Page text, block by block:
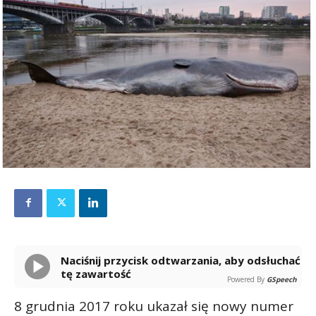
Naciśnij przycisk odtwarzania, aby odsłuchać
tę zawartość
Powered By GSpeech
8 grudnia 2017 roku ukazał się nowy numer